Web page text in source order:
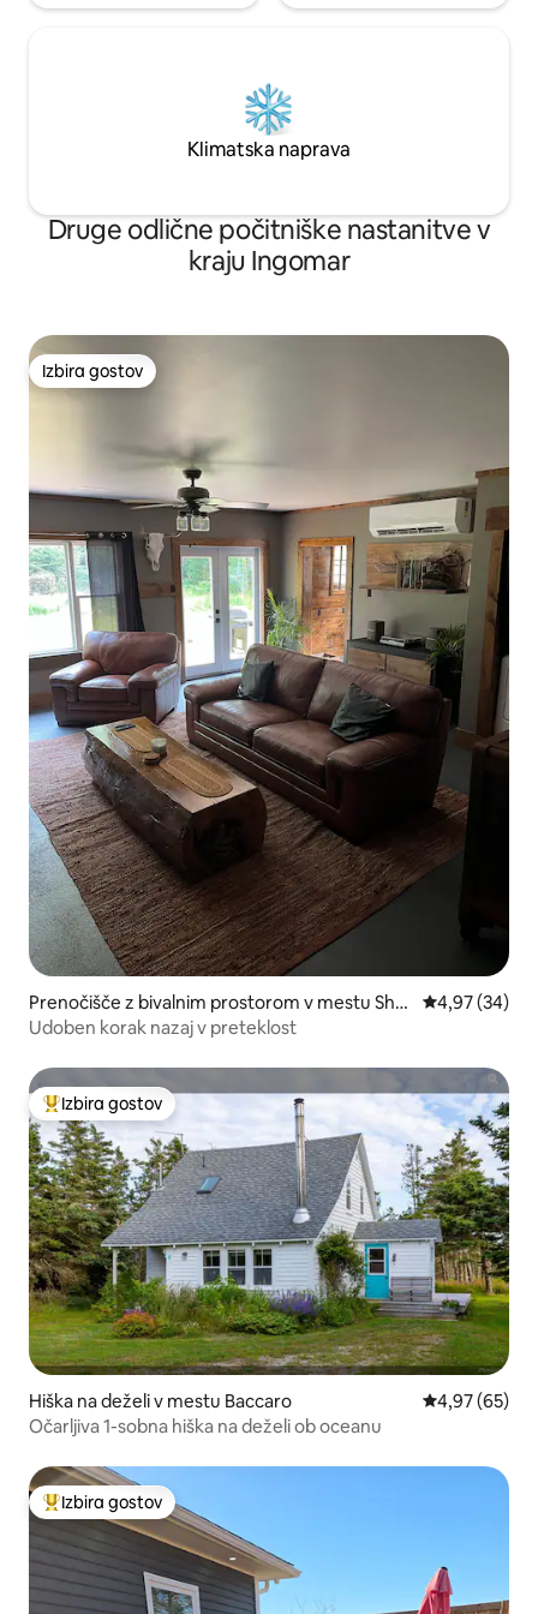
Klimatska naprava
Druge odlične počitniške nastanitve v
kraju Ingomar
Izbira gostov
Izbira gostov
Prenočišče z bivalnim prostorom v mestu Shel
burne
Povprečna
4,97 (34)
Udoben korak nazaj v preteklost
Najbolj priljubljena prenočišča z značko »Izbira gostov«
Izbira gostov
Hiška na deželi v mestu Baccaro Povprečna
4,97 (65)
Očarljiva 1-sobna hiška na deželi ob oceanu
Najbolj priljubljena prenočišča z značko »Izbira gostov«
Izbira gostov